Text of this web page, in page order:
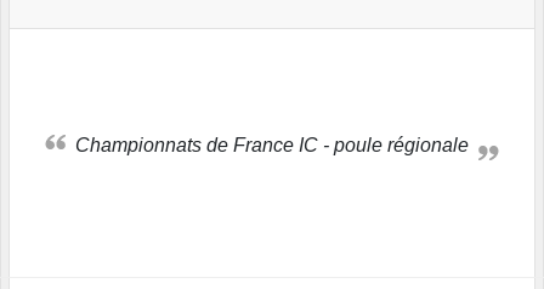
Championnats de France IC - poule régionale